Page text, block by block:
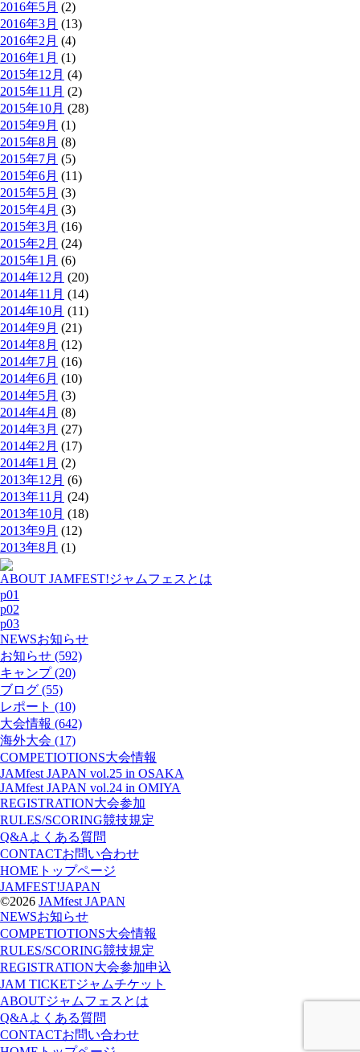
2016年5月 (2)
2016年3月 (13)
2016年2月 (4)
2016年1月 (1)
2015年12月 (4)
2015年11月 (2)
2015年10月 (28)
2015年9月 (1)
2015年8月 (8)
2015年7月 (5)
2015年6月 (11)
2015年5月 (3)
2015年4月 (3)
2015年3月 (16)
2015年2月 (24)
2015年1月 (6)
2014年12月 (20)
2014年11月 (14)
2014年10月 (11)
2014年9月 (21)
2014年8月 (12)
2014年7月 (16)
2014年6月 (10)
2014年5月 (3)
2014年4月 (8)
2014年3月 (27)
2014年2月 (17)
2014年1月 (2)
2013年12月 (6)
2013年11月 (24)
2013年10月 (18)
2013年9月 (12)
2013年8月 (1)
ABOUT JAMFEST!ジャムフェスとは
p01
p02
p03
NEWSお知らせ
お知らせ (592)
キャンプ (20)
ブログ (55)
レポート (10)
大会情報 (642)
海外大会 (17)
COMPETIOTIONS大会情報
JAMfest JAPAN vol.25 in OSAKA
JAMfest JAPAN vol.24 in OMIYA
REGISTRATION大会参加
RULES/SCORING競技規定
Q&A よくある質問
CONTACTお問い合わせ
HOME トップページ
JAMFEST!JAPAN
©2026 JAMfest JAPAN
NEWSお知らせ
COMPETIOTIONS大会情報
RULES/SCORING競技規定
REGISTRATION大会参加申込
JAM TICKETジャムチケット
ABOUTジャムフェスとは
Q&A よくある質問
CONTACTお問い合わせ